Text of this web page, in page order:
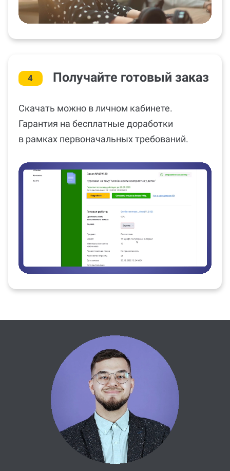
4 Получайте готовый заказ
Скачать можно в личном кабинете.
Гарантия на бесплатные доработки
в рамках первоначальных требований.